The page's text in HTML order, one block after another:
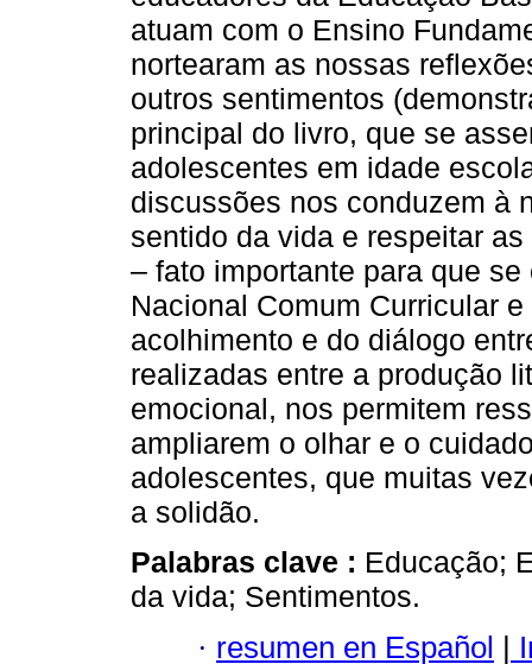
atuam com o Ensino
nortearam as nossas
outros sentimentos
principal do livro, que se
adolescentes em idade
discussões nos conduzem à
sentido da vida e respeitar
– fato importante para que
Nacional Comum Curricular
acolhimento e do diálogo
realizadas entre a produção
emocional, nos permitem
ampliarem o olhar e o
adolescentes, que muitas
a solidão.
Palabras clave : Educação;
da vida; Sentimentos.
· resumen en Español |